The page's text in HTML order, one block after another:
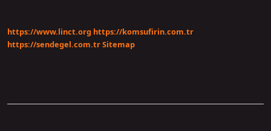
https://www.linct.org https://komsufirin.com.tr
https://sendegel.com.trSitemap